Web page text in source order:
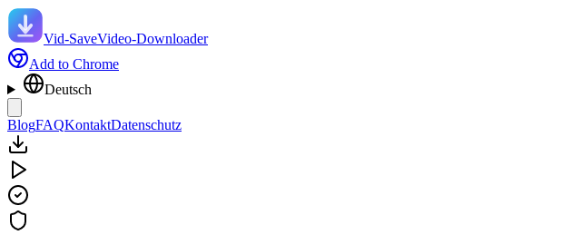
Vid-SaveVideo-Downloader
Add to Chrome
Deutsch
BlogFAQKontaktDatenschutz